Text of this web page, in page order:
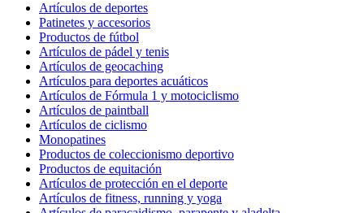
Artículos de deportes
Patinetes y accesorios
Productos de fútbol
Artículos de pádel y tenis
Artículos de geocaching
Artículos para deportes acuáticos
Artículos de Fórmula 1 y motociclismo
Artículos de paintball
Artículos de ciclismo
Monopatines
Productos de coleccionismo deportivo
Productos de equitación
Artículos de protección en el deporte
Artículos de fitness, running y yoga